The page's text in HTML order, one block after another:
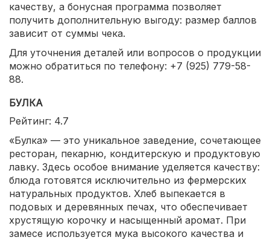
качеству, а бонусная программа позволяет
получить дополнительную выгоду: размер баллов
зависит от суммы чека.
Для уточнения деталей или вопросов о продукции
можно обратиться по телефону: +7 (925) 779-58-
88.
БУЛКА
Рейтинг: 4.7
«Булка» — это уникальное заведение, сочетающее
ресторан, пекарню, кондитерскую и продуктовую
лавку. Здесь особое внимание уделяется качеству:
блюда готовятся исключительно из фермерских
натуральных продуктов. Хлеб выпекается в
подовых и деревянных печах, что обеспечивает
хрустящую корочку и насыщенный аромат. При
замесе используется мука высокого качества и